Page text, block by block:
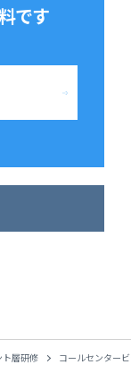
です
ト層研修 コールセンター